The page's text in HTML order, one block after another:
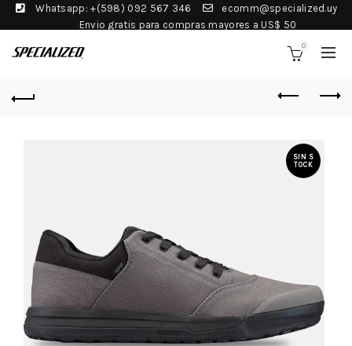
Whatsapp: +(598) 092 567 346
ecomm@specialized.uy
Envio gratis para compras mayores a US$ 50
0
SIN S
TOCK